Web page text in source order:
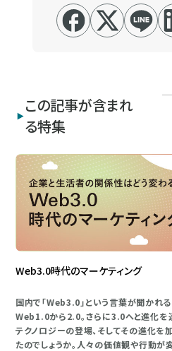
この記事が含まれ
る特集
Web3.0時代のマーケティング
国内で「Web3.0」という言葉が聞かれる
Web1.0から2.0。さらに3.0へと進化を
テクノロジーの登場、そしてその進化
たのでしょうか。人々の価値観や行動が